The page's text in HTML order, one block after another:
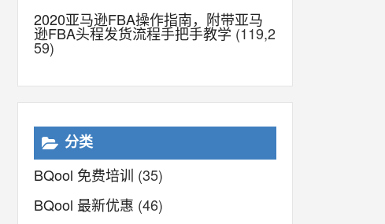
2020亚马逊FBA操作指南，附带亚马
逊FBA头程发货流程手把手教学 (119,2
59)
分类
BQool 免费培训 (35)
BQool 最新优惠 (46)